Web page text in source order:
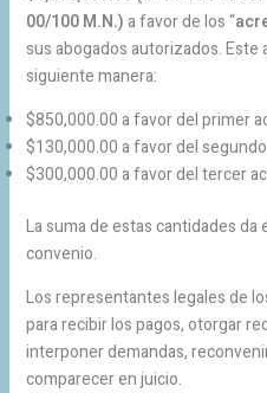
00/100 M.N.)a favor de los “
sus abogados autorizados. Este
siguiente manera:
$850,000.00 a favor del primer
$130,000.00 a favor del
$300,000.00 a favor del tercer
La suma de estas cantidades
convenio.
Los representantes legales de
para recibir los pagos, otorgar
interponer demandas,
comparecer en juicio.